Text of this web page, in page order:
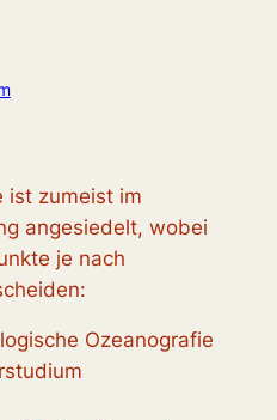
ist zumeist im
angesiedelt, wobei
je nach
Ozeanografie